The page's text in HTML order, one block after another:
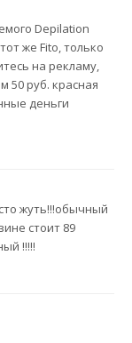
Depilation
же Fito, только
на рекламу,
50 руб. красная
деньги
жуть!!!обычный
стоит 89
!!!!!